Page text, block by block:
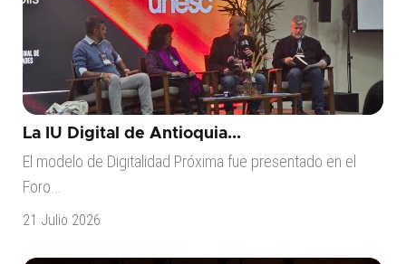
La IU Digital de Antioquia...
El modelo de Digitalidad Próxima fue presentado en el
Foro...
21 Julio 2026